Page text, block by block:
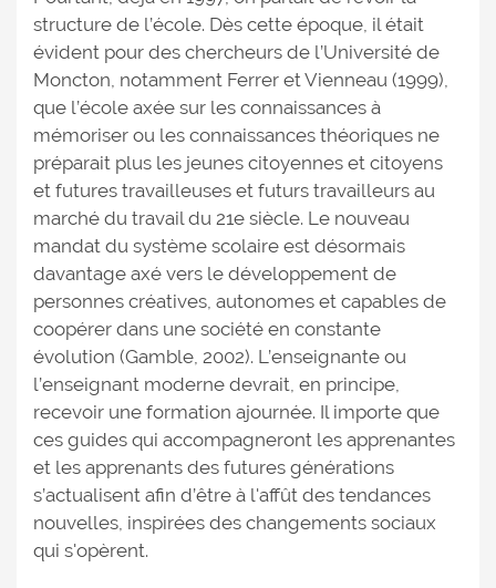
structure de l’école. Dès cette époque, il était
évident pour des chercheurs de l’Université de
Moncton, notamment Ferrer et Vienneau (1999),
que l’école axée sur les connaissances à
mémoriser ou les connaissances théoriques ne
préparait plus les jeunes citoyennes et citoyens
et futures travailleuses et futurs travailleurs au
marché du travail du 21e siècle. Le nouveau
mandat du système scolaire est désormais
davantage axé vers le développement de
personnes créatives, autonomes et capables de
coopérer dans une société en constante
évolution (Gamble, 2002). L’enseignante ou
l’enseignant moderne devrait, en principe,
recevoir une formation ajournée. Il importe que
ces guides qui accompagneront les apprenantes
et les apprenants des futures générations
s’actualisent afin d’être à l'affût des tendances
nouvelles, inspirées des changements sociaux
qui s'opèrent.